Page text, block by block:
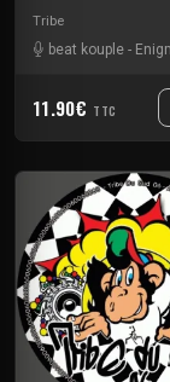
Tribe
beat kouple -
11.90€ TTC